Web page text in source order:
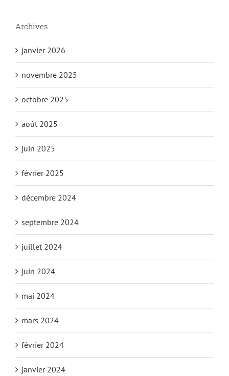
Archives
janvier 2026
novembre 2025
octobre 2025
août 2025
juin 2025
février 2025
décembre 2024
septembre 2024
juillet 2024
juin 2024
mai 2024
mars 2024
février 2024
janvier 2024